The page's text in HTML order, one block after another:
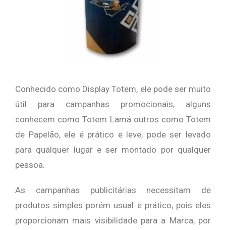
Conhecido como Display Totem, ele pode ser muito
útil para campanhas promocionais, alguns
conhecem como Totem Lamá outros como Totem
de Papelão, ele é prático e leve, pode ser levado
para qualquer lugar e ser montado por qualquer
pessoa.
As campanhas publicitárias necessitam de
produtos simples porém usual e prático, pois eles
proporcionam mais visibilidade para a Marca, por